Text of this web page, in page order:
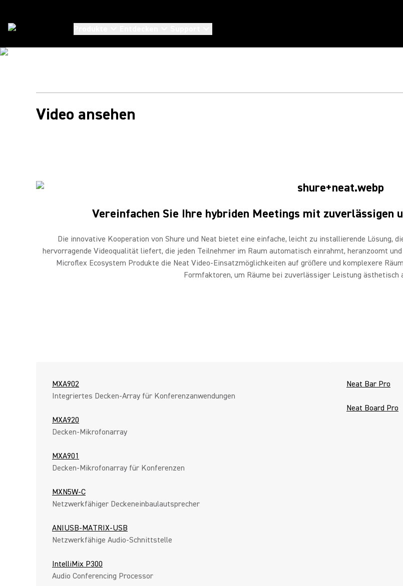
SHURE &
Video ansehen
Vereinfachen Sie Ihre hybriden Meetings mit zuverlässigen
Die innovative Kooperation von Shure und Neat bietet eine einfache, leicht zu installierende Lösung,
hervorragende Videoqualität liefert, die jeden Teilnehmer im Raum automatisch einrahmt, heranzoomt
Microflex Ecosystem Produkte die Neat Video-Einsatzmöglichkeiten auf größere und komplexere
Formfaktoren, um Räume bei zuverlässiger Leistung ästhetisch
MXA902
Integriertes Decken-Array für Konferenzanwendungen
MXA920
Decken-Mikrofonarray
MXA901
Decken-Mikrofonarray für Konferenzen
MXN5W-C
Netzwerkfähiger Deckeneinbaulautsprecher
ANIUSB-MATRIX-USB
Netzwerkfähige Audio-Schnittstelle
IntelliMix P300
Audio Conferencing Processor
Neat Bar Pro
Neat Board Pro